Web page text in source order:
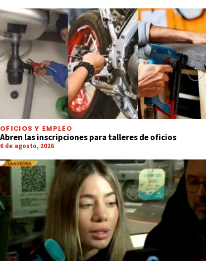
OFICIOS Y EMPLEO
Abren las inscripciones para talleres de oficios
6 de agosto, 2026